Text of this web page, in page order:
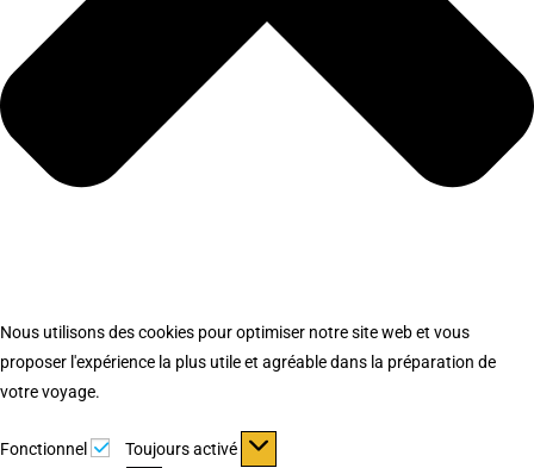
Nous utilisons des cookies pour optimiser notre site web et vous
proposer l'expérience la plus utile et agréable dans la préparation de
votre voyage.
Fonctionnel Fonctionnel
Toujours activé